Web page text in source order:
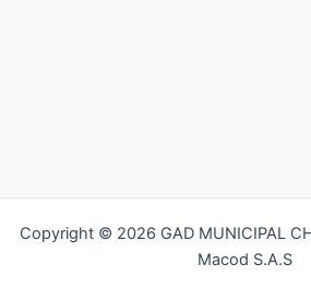
Copyright © 2026 GAD MUNICIPAL
Macod S.A.S